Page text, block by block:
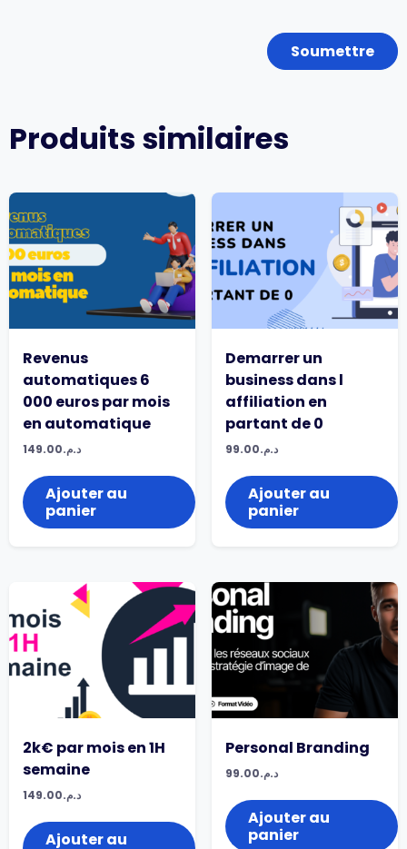
Produits similaires
Revenus
automatiques 6
000 euros par mois
en automatique
د.م.149.00
Ajouter au
panier
Demarrer un
business dans l
affiliation en
partant de 0
د.م.99.00
Ajouter au
panier
2k€ par mois en 1H
semaine
د.م.149.00
Ajouter au
Personal Branding
د.م.99.00
Ajouter au
panier